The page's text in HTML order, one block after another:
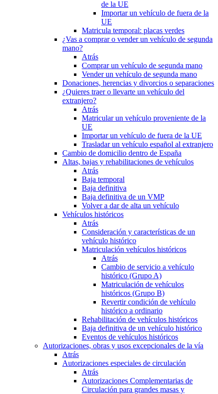
de la UE
Importar un vehículo de fuera de la
UE
Matricula temporal: placas verdes
¿Vas a comprar o vender un vehículo de segunda
mano?
Atrás
Comprar un vehículo de segunda mano
Vender un vehículo de segunda mano
Donaciones, herencias y divorcios o separaciones
¿Quieres traer o llevarte un vehículo del
extranjero?
Atrás
Matricular un vehículo proveniente de la
UE
Importar un vehículo de fuera de la UE
Trasladar un vehículo español al extranjero
Cambio de domicilio dentro de España
Altas, bajas y rehabilitaciones de vehículos
Atrás
Baja temporal
Baja definitiva
Baja definitiva de un VMP
Volver a dar de alta un vehículo
Vehículos históricos
Atrás
Consideración y características de un
vehículo histórico
Matriculación vehículos históricos
Atrás
Cambio de servicio a vehículo
histórico (Grupo A)
Matriculación de vehículos
históricos (Grupo B)
Revertir condición de vehículo
histórico a ordinario
Rehabilitación de vehículos históricos
Baja definitiva de un vehículo histórico
Eventos de vehículos históricos
Autorizaciones, obras y usos excepcionales de la vía
Atrás
Autorizaciones especiales de circulación
Atrás
Autorizaciones Complementarias de
Circulación para grandes masas y